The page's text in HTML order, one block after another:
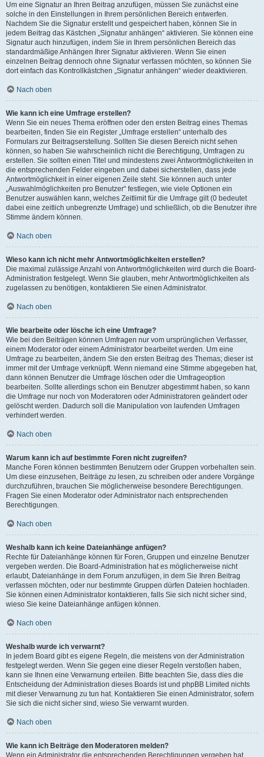
Um eine Signatur an Ihren Beitrag anzufügen, müssen Sie zunächst eine
solche in den Einstellungen in Ihrem persönlichen Bereich entwerfen.
Nachdem Sie die Signatur erstellt und gespeichert haben, können Sie in
jedem Beitrag das Kästchen „Signatur anhängen“ aktivieren. Sie können eine
Signatur auch hinzufügen, indem Sie in Ihrem persönlichen Bereich das
standardmäßige Anhängen Ihrer Signatur aktivieren. Wenn Sie einen
einzelnen Beitrag dennoch ohne Signatur verfassen möchten, so können Sie
dort einfach das Kontrollkästchen „Signatur anhängen“ wieder deaktivieren.
Nach oben
Wie kann ich eine Umfrage erstellen?
Wenn Sie ein neues Thema eröffnen oder den ersten Beitrag eines Themas
bearbeiten, finden Sie ein Register „Umfrage erstellen“ unterhalb des
Formulars zur Beitragserstellung. Sollten Sie diesen Bereich nicht sehen
können, so haben Sie wahrscheinlich nicht die Berechtigung, Umfragen zu
erstellen. Sie sollten einen Titel und mindestens zwei Antwortmöglichkeiten in
die entsprechenden Felder eingeben und dabei sicherstellen, dass jede
Antwortmöglichkeit in einer eigenen Zeile steht. Sie können auch unter
„Auswahlmöglichkeiten pro Benutzer“ festlegen, wie viele Optionen ein
Benutzer auswählen kann, welches Zeitlimit für die Umfrage gilt (0 bedeutet
dabei eine zeitlich unbegrenzte Umfrage) und schließlich, ob die Benutzer ihre
Stimme ändern können.
Nach oben
Wieso kann ich nicht mehr Antwortmöglichkeiten erstellen?
Die maximal zulässige Anzahl von Antwortmöglichkeiten wird durch die Board-
Administration festgelegt. Wenn Sie glauben, mehr Antwortmöglichkeiten als
zugelassen zu benötigen, kontaktieren Sie einen Administrator.
Nach oben
Wie bearbeite oder lösche ich eine Umfrage?
Wie bei den Beiträgen können Umfragen nur vom ursprünglichen Verfasser,
einem Moderator oder einem Administrator bearbeitet werden. Um eine
Umfrage zu bearbeiten, ändern Sie den ersten Beitrag des Themas; dieser ist
immer mit der Umfrage verknüpft. Wenn niemand eine Stimme abgegeben hat,
dann können Benutzer die Umfrage löschen oder die Umfrageoption
bearbeiten. Sollte allerdings schon ein Benutzer abgestimmt haben, so kann
die Umfrage nur noch von Moderatoren oder Administratoren geändert oder
gelöscht werden. Dadurch soll die Manipulation von laufenden Umfragen
verhindert werden.
Nach oben
Warum kann ich auf bestimmte Foren nicht zugreifen?
Manche Foren können bestimmten Benutzern oder Gruppen vorbehalten sein.
Um diese einzusehen, Beiträge zu lesen, zu schreiben oder andere Vorgänge
durchzuführen, brauchen Sie möglicherweise besondere Berechtigungen.
Fragen Sie einen Moderator oder Administrator nach entsprechenden
Berechtigungen.
Nach oben
Weshalb kann ich keine Dateianhänge anfügen?
Rechte für Dateianhänge können für Foren, Gruppen und einzelne Benutzer
vergeben werden. Die Board-Administration hat es möglicherweise nicht
erlaubt, Dateianhänge in dem Forum anzufügen, in dem Sie Ihren Beitrag
verfassen möchten, oder nur bestimmte Gruppen dürfen Dateien hochladen.
Sie können einen Administrator kontaktieren, falls Sie sich nicht sicher sind,
wieso Sie keine Dateianhänge anfügen können.
Nach oben
Weshalb wurde ich verwarnt?
In jedem Board gibt es eigene Regeln, die meistens von der Administration
festgelegt werden. Wenn Sie gegen eine dieser Regeln verstoßen haben,
kann sie Ihnen eine Verwarnung erteilen. Bitte beachten Sie, dass dies die
Entscheidung der Administration dieses Boards ist und phpBB Limited nichts
mit dieser Verwarnung zu tun hat. Kontaktieren Sie einen Administrator, sofern
Sie sich die nicht sicher sind, wieso Sie verwarnt wurden.
Nach oben
Wie kann ich Beiträge den Moderatoren melden?
Wenn ein Administrator die entsprechenden Berechtigungen vergeben hat,